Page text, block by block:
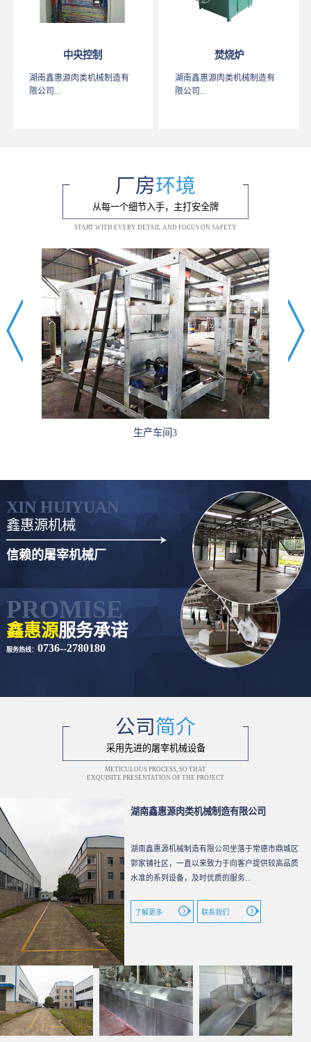
中央控制
湖南鑫惠源肉类机械制造有
限公司...
焚烧炉
湖南鑫惠源肉类机械制造有
限公司...
厂房环境
从每一个细节入手，主打安全牌
START WITH EVERY DETAIL AND FOCUS ON SAFETY
生产车间3
XIN HUIYUAN
鑫惠源机械
信赖的屠宰机械厂
PROMISE
鑫惠源服务承诺
服务热线： 0736--2780180
公司简介
采用先进的屠宰机械设备
METICULOUS PROCESS, SO THAT
EXQUISITE PRESENTATION OF THE PROJECT
湖南鑫惠源肉类机械制造有限公司
湖南鑫惠源机械制造有限公司坐落于常德市鼎城区
郭家铺社区，一直以来致力于向客户提供较高品质
水准的系列设备，及时优质的服务...
了解更多 联系我们